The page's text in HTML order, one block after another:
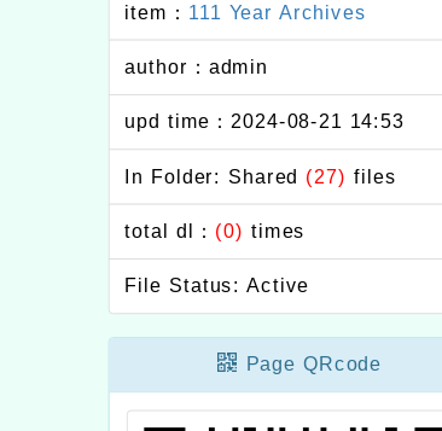
item： 111 Year Archives
author：admin
upd time：2024-08-21 14:53
In Folder: Shared (27) files
total dl： (0) times
File Status: Active
Page QRcode